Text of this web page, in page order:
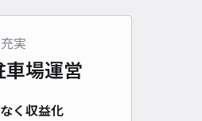
実
車場運営
く収益化